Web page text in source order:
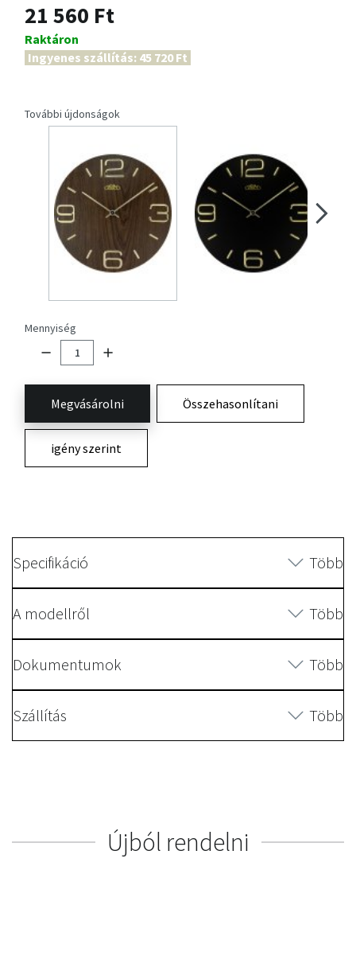
21 560 Ft
Raktáron
Ingyenes szállítás: 45 720 Ft
További újdonságok
Mennyiség
Megvásárolni Összehasonlítani
igény szerint
Specifikáció Több
A modellről Több
Dokumentumok Több
Szállítás Több
Újból rendelni